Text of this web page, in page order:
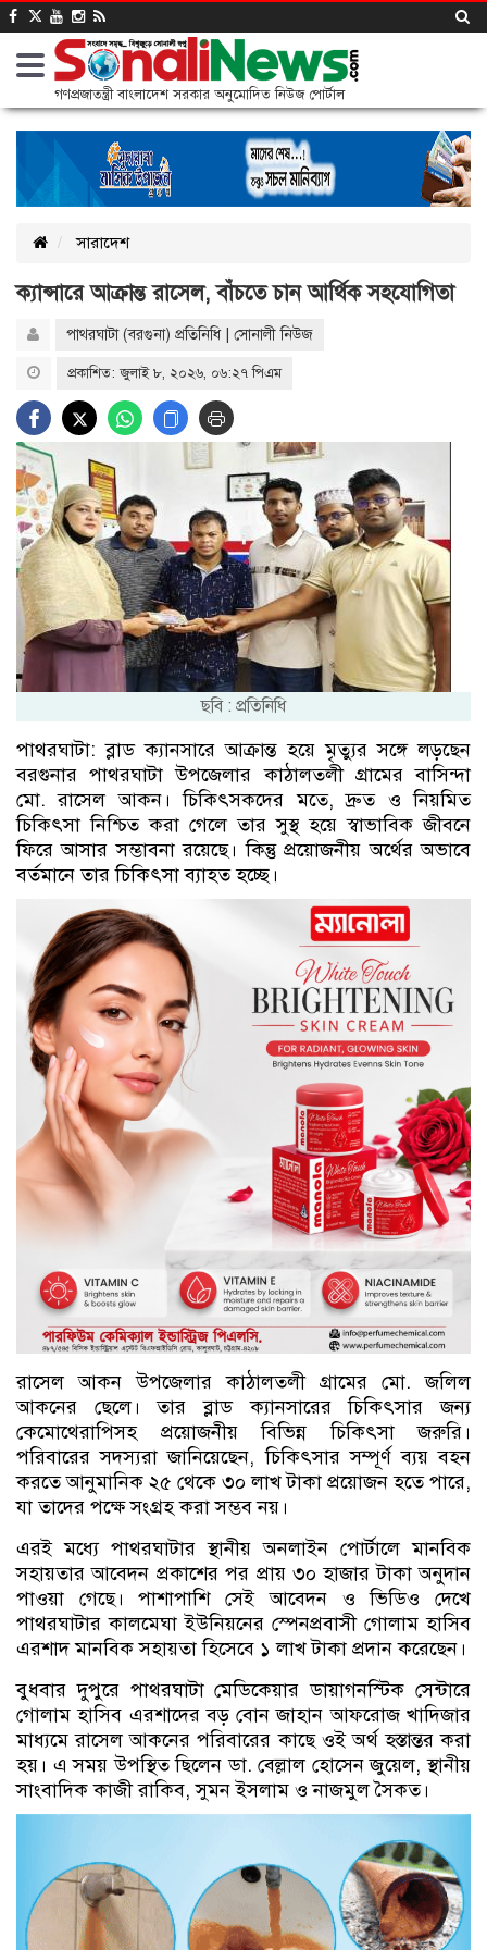
গণপ্রজাতন্ত্রী বাংলাদেশ সরকার অনুমোদিত নিউজ পোর্টাল
সারাদেশ
ক্যান্সারে আক্রান্ত রাসেল, বাঁচতে চান আর্থিক সহযোগিতা
পাথরঘাটা (বরগুনা) প্রতিনিধি | সোনালী নিউজ
প্রকাশিত: জুলাই ৮, ২০২৬, ০৬:২৭ পিএম
ছবি : প্রতিনিধি
পাথরঘাটা: ব্লাড ক্যানসারে আক্রান্ত হয়ে মৃত্যুর সঙ্গে লড়ছেন
বরগুনার পাথরঘাটা উপজেলার কাঠালতলী গ্রামের বাসিন্দা
মো. রাসেল আকন। চিকিৎসকদের মতে, দ্রুত ও নিয়মিত
চিকিৎসা নিশ্চিত করা গেলে তার সুস্থ হয়ে স্বাভাবিক জীবনে
ফিরে আসার সম্ভাবনা রয়েছে। কিন্তু প্রয়োজনীয় অর্থের অভাবে
বর্তমানে তার চিকিৎসা ব্যাহত হচ্ছে।
রাসেল আকন উপজেলার কাঠালতলী গ্রামের মো. জলিল
আকনের ছেলে। তার ব্লাড ক্যানসারের চিকিৎসার জন্য
কেমোথেরাপিসহ প্রয়োজনীয় বিভিন্ন চিকিৎসা জরুরি।
পরিবারের সদস্যরা জানিয়েছেন, চিকিৎসার সম্পূর্ণ ব্যয় বহন
করতে আনুমানিক ২৫ থেকে ৩০ লাখ টাকা প্রয়োজন হতে পারে,
যা তাদের পক্ষে সংগ্রহ করা সম্ভব নয়।
এরই মধ্যে পাথরঘাটার স্থানীয় অনলাইন পোর্টালে মানবিক
সহায়তার আবেদন প্রকাশের পর প্রায় ৩০ হাজার টাকা অনুদান
পাওয়া গেছে। পাশাপাশি সেই আবেদন ও ভিডিও দেখে
পাথরঘাটার কালমেঘা ইউনিয়নের স্পেনপ্রবাসী গোলাম হাসিব
এরশাদ মানবিক সহায়তা হিসেবে ১ লাখ টাকা প্রদান করেছেন।
বুধবার দুপুরে পাথরঘাটা মেডিকেয়ার ডায়াগনস্টিক সেন্টারে
গোলাম হাসিব এরশাদের বড় বোন জাহান আফরোজ খাদিজার
মাধ্যমে রাসেল আকনের পরিবারের কাছে ওই অর্থ হস্তান্তর করা
হয়। এ সময় উপস্থিত ছিলেন ডা. বেল্লাল হোসেন জুয়েল, স্থানীয়
সাংবাদিক কাজী রাকিব, সুমন ইসলাম ও নাজমুল সৈকত।